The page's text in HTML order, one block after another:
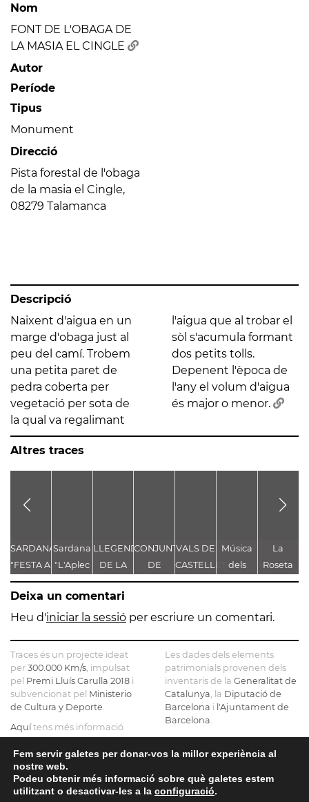
Nom
FONT DE L'OBAGA DE
LA MASIA EL CINGLE
Autor
Període
Tipus
Monument
Direcció
Pista forestal de l'obaga
de la masia el Cingle,
08279 Talamanca
Descripció
Naixent d'aigua en un
marge d'obaga just al
peu del camí. Trobem
una petita paret de
pedra coberta per
vegetació per sota de
la qual va regalimant
l'aigua que al trobar el
sòl s'acumula formant
dos petits tolls.
Depenent l'època de
l'any el volum d'aigua
és major o menor.
Altres traces
SARDANA
"FESTA A
CASTELLET"
Sardana
"L'Aplec
d'Artés"
LLEGENDA
DE LA
TROBALLA
DE LA
MARE
CASTELLET
CONJUNT
DE
LLEGENDES
AL CAMÍ
VALS DE
CASTELLET
Música
dels
Pastorets
La
Roseta
de
o de
fem
borbons
a la
Deixa un comentari
Heu d'iniciar la sessió per escriure un comentari.
Traces és un projecte ideat
per 300.000 Km/s , impulsat
pel Premi Lluís Carulla 2018 i
subvencionat pel Ministerio
de Cultura y Deporte
Aquítens més informació
sobre el projecte
Si ens vols contactar pots fer-
ho a info@tracesmap.org
Les dades dels elements
patrimonials provenen dels
inventaris de la Generalitat de
Catalunya , la Diputació de
Barcelona i l'Ajuntament de
Barcelona
El mapa base ha estat
realitzat amb dades de la
, l'Institut Cartogràfic i
Geològic de Catalunya
Fem servir galetes per donar-vos la millor experiència al
nostre web.
Podeu obtenir més informació sobre què galetes estem
utilitzant o desactivar-les a la configuració.